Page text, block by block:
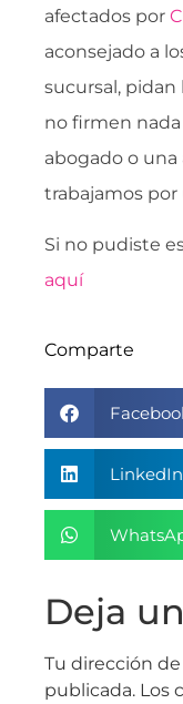
afectados por
aconsejado a
sucursal,
no firmen nada
abogado o una
trabajamos
Si no pudiste
aquí
Comparte
LinkedIn
Deja
Tu dirección
publicada. Los